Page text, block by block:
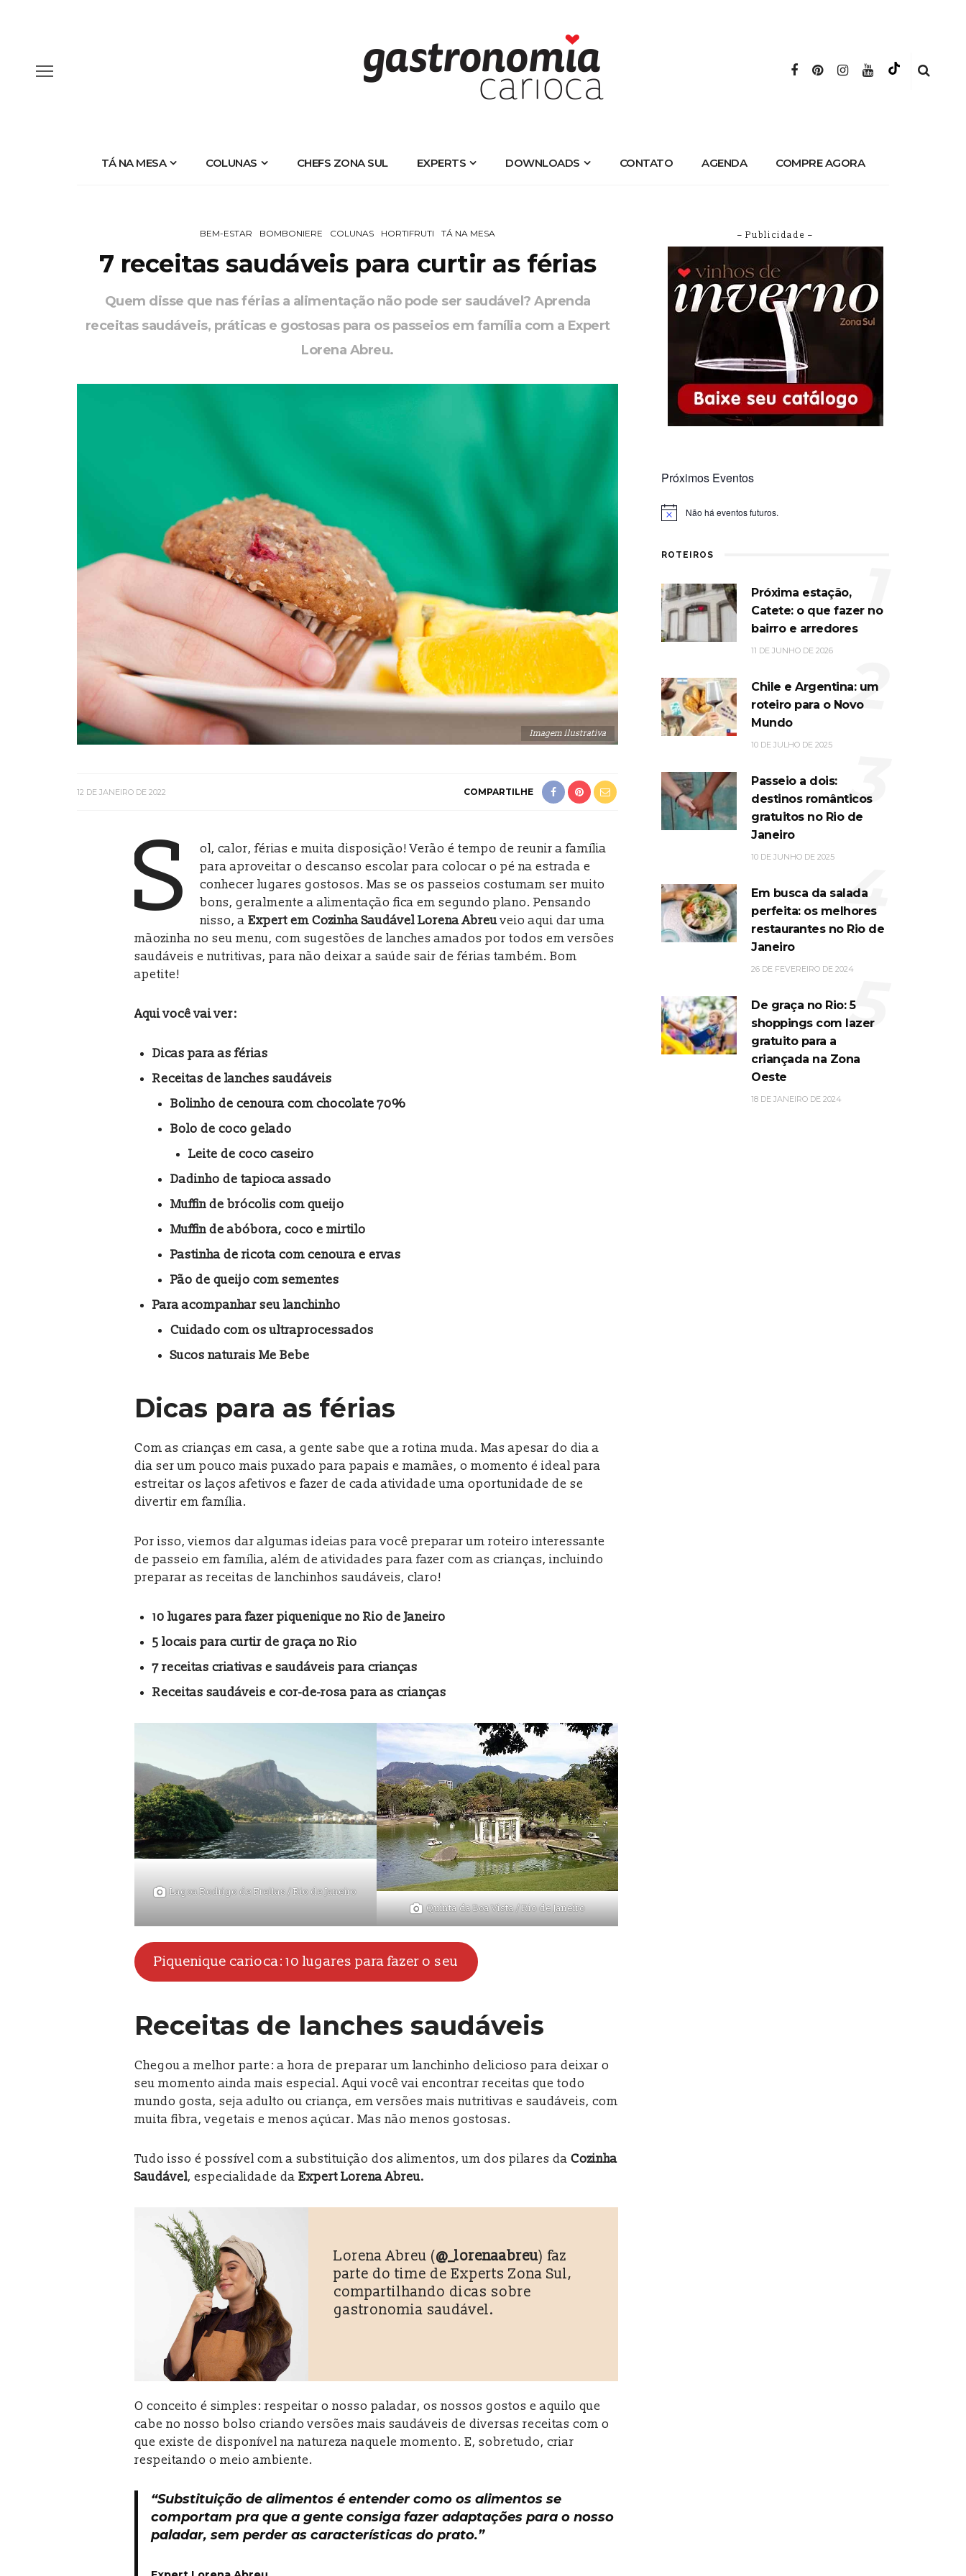
TÁ NA MESA COLUNAS CHEFS ZONA SUL EXPERTS DOWNLOADS CONTATO AGENDA COMPRE AGORA
BEM-ESTAR BOMBONIERE COLUNAS HORTIFRUTI TÁ NA MESA
7 receitas saudáveis para curtir as férias
Quem disse que nas férias a alimentação não pode ser saudável? Aprenda
receitas saudáveis, práticas e gostosas para os passeios em família com a Expert
Lorena Abreu.
Imagem ilustrativa
12 DE JANEIRO DE 2022 COMPARTILHE
S
ol, calor, férias e muita disposição! Verão é tempo de reunir a família
para aproveitar o descanso escolar para colocar o pé na estrada e
conhecer lugares gostosos. Mas se os passeios costumam ser muito
bons, geralmente a alimentação fica em segundo plano. Pensando
nisso, aExpert em Cozinha Saudável Lorena Abreuveio aqui dar uma
mãozinha no seu menu, com sugestões de lanches amados por todos em versões
saudáveis e nutritivas, para não deixar a saúde sair de férias também. Bom
apetite!
Aqui você vai ver:
Dicas para as férias
Receitas de lanches saudáveis
Bolinho de cenoura com chocolate 70%
Bolo de coco gelado
Leite de coco caseiro
Dadinho de tapioca assado
Muffin de brócolis com queijo
Muffin de abóbora, coco e mirtilo
Pastinha de ricota com cenoura e ervas
Pão de queijo com sementes
Para acompanhar seu lanchinho
Cuidado com os ultraprocessados
Sucos naturais Me Bebe
Dicas para as férias
Com as crianças em casa, a gente sabe que a rotina muda. Mas apesar do dia a
dia ser um pouco mais puxado para papais e mamães, o momento é ideal para
estreitar os laços afetivos e fazer de cada atividade uma oportunidade de se
divertir em família.
Por isso, viemos dar algumas ideias para você preparar um roteiro interessante
de passeio em família, além de atividades para fazer com as crianças, incluindo
preparar as receitas de lanchinhos saudáveis, claro!
10 lugares para fazer piquenique no Rio de Janeiro
5 locais para curtir de graça no Rio
7 receitas criativas e saudáveis para crianças
Receitas saudáveis e cor-de-rosa para as crianças
Lagoa Rodrigo de Freitas / Rio de Janeiro
Quinta da Boa Vista / Rio de Janeiro
Piquenique carioca: 10 lugares para fazer o seu
Receitas de lanches saudáveis
Chegou a melhor parte: a hora de preparar um lanchinho delicioso para deixar o
seu momento ainda mais especial. Aqui você vai encontrar receitas que todo
mundo gosta, seja adulto ou criança, em versões mais nutritivas e saudáveis, com
muita fibra, vegetais e menos açúcar. Mas não menos gostosas.
Tudo isso é possível com a substituição dos alimentos, um dos pilares da Cozinha
Saudável, especialidade da Expert Lorena Abreu.
Lorena Abreu (@_lorenaabreu) faz
parte do time de Experts Zona Sul,
compartilhando dicas sobre
gastronomia saudável.
O conceito é simples: respeitar o nosso paladar, os nossos gostos e aquilo que
cabe no nosso bolso criando versões mais saudáveis de diversas receitas com o
que existe de disponível na natureza naquele momento. E, sobretudo, criar
respeitando o meio ambiente.
“Substituição de alimentos é entender como os alimentos se
comportam pra que a gente consiga fazer adaptações para o nosso
paladar, sem perder as características do prato.”
– Publicidade –
Próximos Eventos
Notice Não há eventos futuros.
ROTEIROS
Próxima estação,
Catete: o que fazer no
bairro e arredores
11 DE JUNHO DE 2026
1
Chile e Argentina: um
roteiro para o Novo
Mundo
10 DE JULHO DE 2025
2
Passeio a dois:
destinos românticos
gratuitos no Rio de
Janeiro
10 DE JUNHO DE 2025
3
Em busca da salada
perfeita: os melhores
restaurantes no Rio de
Janeiro
26 DE FEVEREIRO DE 2024
4
De graça no Rio: 5
shoppings com lazer
gratuito para a
criançada na Zona
Oeste
18 DE JANEIRO DE 2024
5